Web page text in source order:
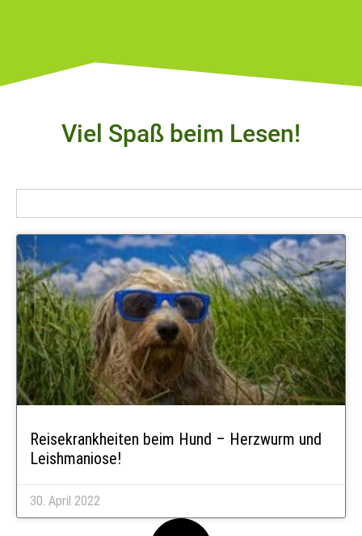
Viel Spaß beim Lesen!
Reisekrankheiten beim Hund – Herzwurm und
Leishmaniose!
30. April 2022